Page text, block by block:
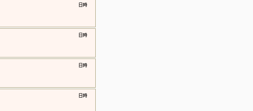
​日時
​日時
​日時
​日時